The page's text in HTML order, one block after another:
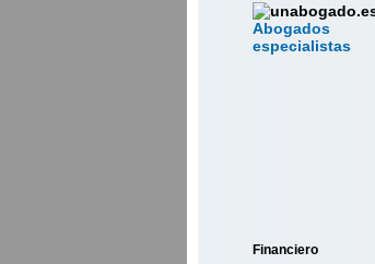
Abogados
especialistas
Financiero